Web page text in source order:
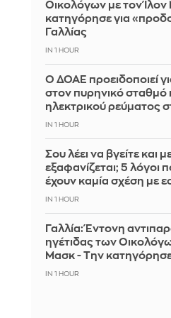
Οικολόγων με τον
κατηγόρησε για
Γαλλίας
IN 1 HOUR
Ο ΔΟΑΕ προειδοποιεί
στον πυρηνικό
ηλεκτρικού ρεύματος
IN 1 HOUR
Σου λέει να βγείτε και
εξαφανίζεται; 5 λόγοι
έχουν καμία σχέση με
IN 1 HOUR
Γαλλία: Έντονη
ηγέτιδας των
Μασκ - Την
IN 1 HOUR